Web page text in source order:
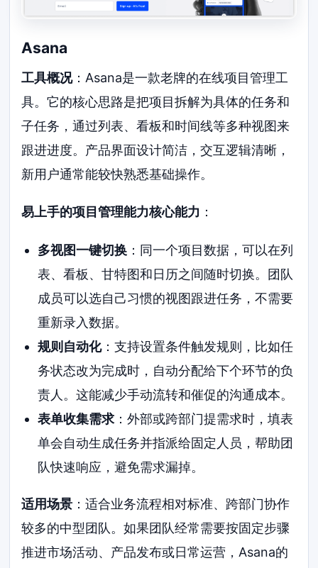
Asana
工具概况：Asana是一款老牌的在线项目管理工
具。它的核心思路是把项目拆解为具体的任务和
子任务，通过列表、看板和时间线等多种视图来
跟进进度。产品界面设计简洁，交互逻辑清晰，
新用户通常能较快熟悉基础操作。
易上手的项目管理能力核心能力 ：
多视图一键切换：同一个项目数据，可以在列
表、看板、甘特图和日历之间随时切换。团队
成员可以选自己习惯的视图跟进任务，不需要
重新录入数据。
规则自动化：支持设置条件触发规则，比如任
务状态改为完成时，自动分配给下个环节的负
责人。这能减少手动流转和催促的沟通成本。
表单收集需求：外部或跨部门提需求时，填表
单会自动生成任务并指派给固定人员，帮助团
队快速响应，避免需求漏掉。
适用场景 ：适合业务流程相对标准、跨部门协作
较多的中型团队。如果团队经常需要按固定步骤
推进市场活动、产品发布或日常运营，Asana的